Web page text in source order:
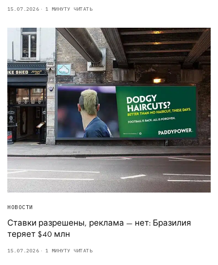
15.07.2026 1 МИНУТУ ЧИТАТЬ
НОВОСТИ
Ставки разрешены, реклама — нет: Бразилия
теряет $40 млн
15.07.2026 1 МИНУТУ ЧИТАТЬ